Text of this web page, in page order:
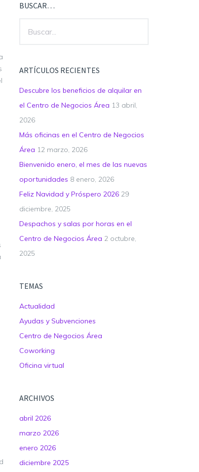
BUSCAR…
ARTÍCULOS RECIENTES
Descubre los beneficios de alquilar en
el Centro de Negocios Área 13 abril,
2026
Más oficinas en el Centro de Negocios
Área 12 marzo, 2026
Bienvenido enero, el mes de las nuevas
oportunidades 8 enero, 2026
Feliz Navidad y Próspero 2026 29
diciembre, 2025
Despachos y salas por horas en el
Centro de Negocios Área 2 octubre,
2025
TEMAS
Actualidad
Ayudas y Subvenciones
Centro de Negocios Área
Coworking
Oficina virtual
ARCHIVOS
abril 2026
marzo 2026
enero 2026
diciembre 2025